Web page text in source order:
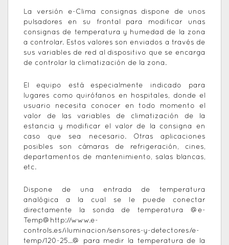
La versión e-Clima consignas dispone de unos
pulsadores en su frontal para modificar unas
consignas de temperatura y humedad de la zona
a controlar. Estos valores son enviados a través de
sus variables de red al dispositivo que se encarga
de controlar la climatización de la zona.
El equipo está especialmente indicado para
lugares como quirófanos en hospitales, donde el
usuario necesita conocer en todo momento el
valor de las variables de climatización de la
estancia y modificar el valor de la consigna en
caso que sea necesario. Otras aplicaciones
posibles son cámaras de refrigeración, cines,
departamentos de mantenimiento, salas blancas,
etc.
Dispone de una entrada de temperatura
analógica a la cual se le puede conectar
directamente la sonda de temperatura @e-
Temp@ http://www.e-
controls.es/iluminacion/sensores-y-detectores/e-
temp/120-25...@ para medir la temperatura de la